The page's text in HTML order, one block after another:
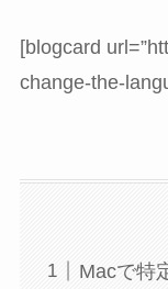
[blogcard
change-the-
Macで特